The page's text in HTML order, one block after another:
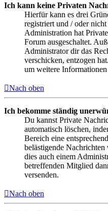
Ich kann keine Privaten
Hierfür kann es drei
registriert und / oder
Administration hat
Forum ausgeschaltet.
Administrator dir das
verschicken, entzogen
um weitere
Nach oben
Ich bekomme ständig
Du kannst Private
automatisch löschen,
Bereich eine
belästigende Nachrichten
dies auch einem
betreffenden Mitglied
versenden.
Nach oben